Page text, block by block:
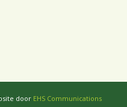
door EHS Communications